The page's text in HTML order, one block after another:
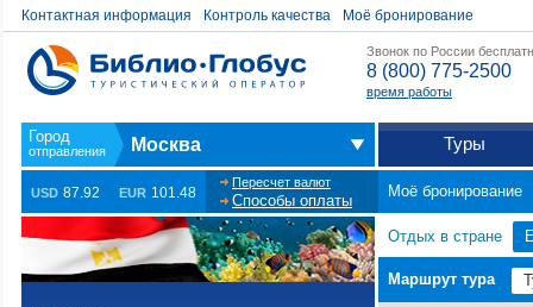
Контактная информация Контроль качества Моё бронирование
Звонок по России
8 (800) 775-2500
время работы
Москва Туры
USD 87.92 EUR 101.48
Пересчет валют
Способы оплаты
Моё бронирование
Отдых в стране
Маршрут тура